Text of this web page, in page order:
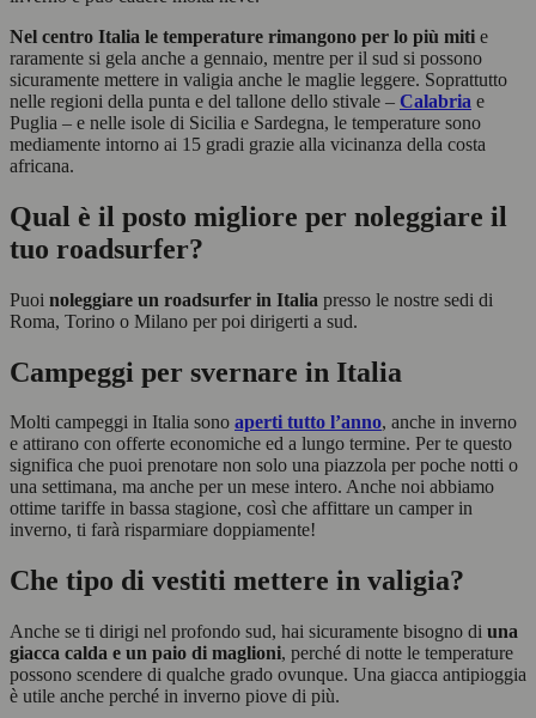
Nel centro Italia le temperature rimangono per lo più miti e
raramente si gela anche a gennaio, mentre per il sud si possono
sicuramente mettere in valigia anche le maglie leggere. Soprattutto
nelle regioni della punta e del tallone dello stivale – Calabria e
Puglia – e nelle isole di Sicilia e Sardegna, le temperature sono
mediamente intorno ai 15 gradi grazie alla vicinanza della costa
africana.
Qual è il posto migliore per noleggiare il
tuo roadsurfer?
Puoi noleggiare un roadsurfer in Italia presso le nostre sedi di
Roma, Torino o Milano per poi dirigerti a sud.
Campeggi per svernare in Italia
Molti campeggi in Italia sono aperti tutto l’anno, anche in inverno
e attirano con offerte economiche ed a lungo termine. Per te questo
significa che puoi prenotare non solo una piazzola per poche notti o
una settimana, ma anche per un mese intero. Anche noi abbiamo
ottime tariffe in bassa stagione, così che affittare un camper in
inverno, ti farà risparmiare doppiamente!
Che tipo di vestiti mettere in valigia?
Anche se ti dirigi nel profondo sud, hai sicuramente bisogno di una
giacca calda e un paio di maglioni, perché di notte le temperature
possono scendere di qualche grado ovunque. Una giacca antipioggia
è utile anche perché in inverno piove di più.